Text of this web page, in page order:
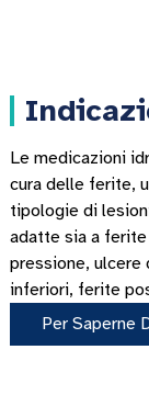
Le medicazioni
cura delle ferite,
tipologie di
adatte sia a
pressione, ulcere
inferiori, ferite
Per Saperne